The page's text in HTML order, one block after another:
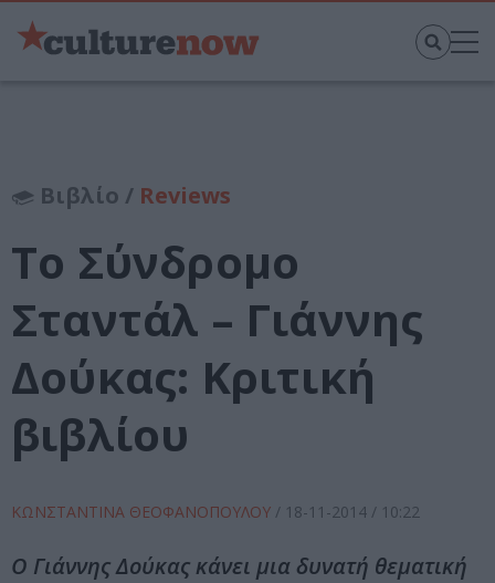
Βιβλίο / Reviews
Το Σύνδρομο
Σταντάλ – Γιάννης
Δούκας: Κριτική
βιβλίου
ΚΩΝΣΤΑΝΤΙΝΑ ΘΕΟΦΑΝΟΠΟΥΛΟΥ / 18-11-2014 / 10:22
Ο Γιάννης Δούκας κάνει μια δυνατή θεματική